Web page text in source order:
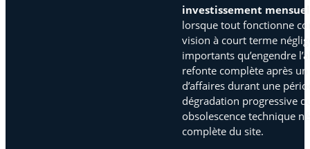
investissement mensuel
lorsque tout fonctionne
vision à court terme
importants qu’engendre
refonte complète après
d’affaires durant une
dégradation progressive
obsolescence technique
complète du site.